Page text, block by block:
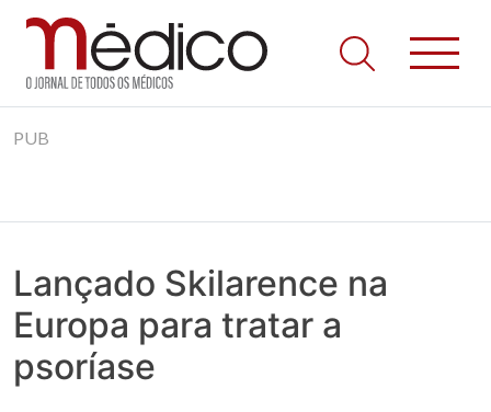
to
Jornal Médico
Médico – O Jornal de Todos os Médicos. Onde as notícias
realmente contam! Tudo o que se passa na Saúde!
PUB
Lançado Skilarence na
Europa para tratar a
psoríase